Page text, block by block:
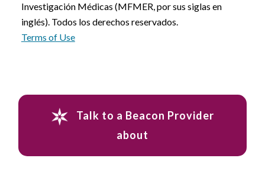
Investigación Médicas (MFMER, por sus siglas en
inglés). Todos los derechos reservados.
Terms of Use
Talk to a Beacon Provider
about